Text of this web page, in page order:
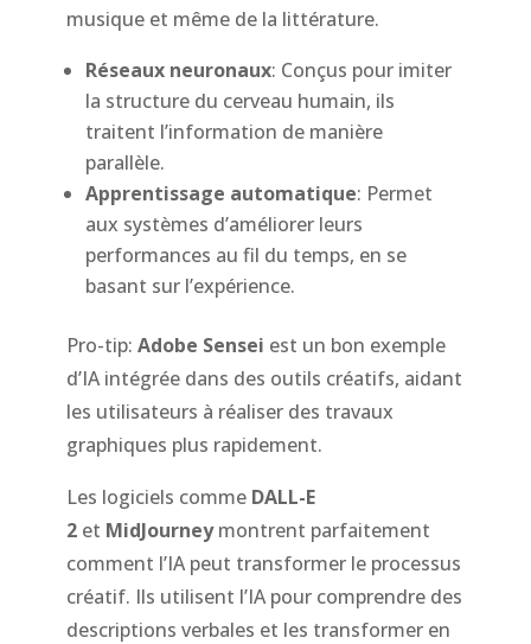
musique et même de la littérature.
Réseaux neuronaux: Conçus pour imiter
la structure du cerveau humain, ils
traitent l’information de manière
parallèle.
Apprentissage automatique: Permet
aux systèmes d’améliorer leurs
performances au fil du temps, en se
basant sur l’expérience.
Pro-tip: Adobe Sensei est un bon exemple
d’IA intégrée dans des outils créatifs, aidant
les utilisateurs à réaliser des travaux
graphiques plus rapidement.
Les logiciels comme DALL-E
2 et MidJourney montrent parfaitement
comment l’IA peut transformer le processus
créatif. Ils utilisent l’IA pour comprendre des
descriptions verbales et les transformer en